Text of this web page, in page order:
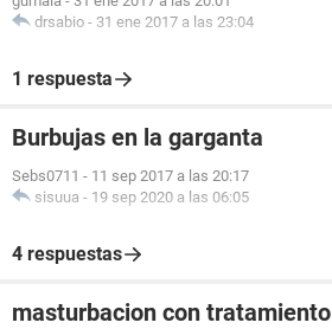
drsabio - 31 ene 2017 a las 23:04
1 respuesta
Burbujas en la garganta
Sebs0711 - 11 sep 2017 a las 20:17
sisuua - 19 sep 2020 a las 06:05
4 respuestas
masturbacion con